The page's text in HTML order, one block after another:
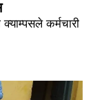
कर्मचारी